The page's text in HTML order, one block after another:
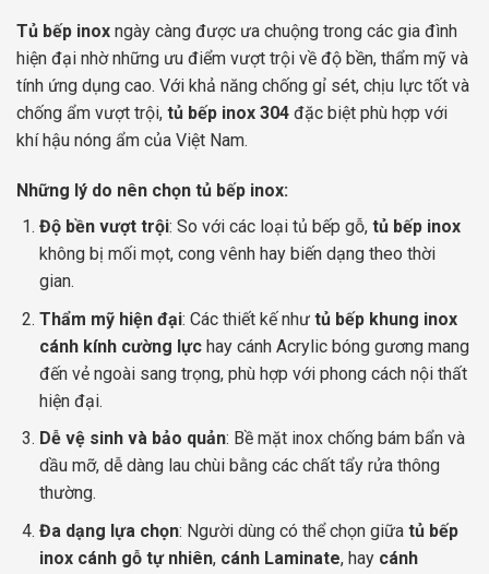
Tủ bếp inox ngày càng được ưa chuộng trong các gia đình
hiện đại nhờ những ưu điểm vượt trội về độ bền, thẩm mỹ và
tính ứng dụng cao. Với khả năng chống gỉ sét, chịu lực tốt và
chống ẩm vượt trội, tủ bếp inox 304 đặc biệt phù hợp với
khí hậu nóng ẩm của Việt Nam.
Những lý do nên chọn tủ bếp inox:
Độ bền vượt trội: So với các loại tủ bếp gỗ, tủ bếp inox
không bị mối mọt, cong vênh hay biến dạng theo thời
gian.
Thẩm mỹ hiện đại: Các thiết kế như tủ bếp khung inox
cánh kính cường lựchay cánh Acrylic bóng gương mang
đến vẻ ngoài sang trọng, phù hợp với phong cách nội thất
hiện đại.
Dễ vệ sinh và bảo quản: Bề mặt inox chống bám bẩn và
dầu mỡ, dễ dàng lau chùi bằng các chất tẩy rửa thông
thường.
Đa dạng lựa chọn: Người dùng có thể chọn giữa tủ bếp
inox cánh gỗ tự nhiên, cánh Laminate, hay cánh